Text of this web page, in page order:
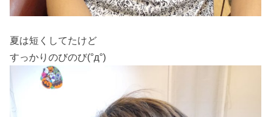
夏は短くしてたけど
すっかりのびのび(°д°)